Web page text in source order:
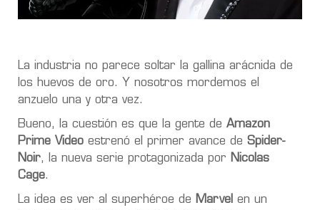
La industria no parece soltar la gallina arácnida de
los huevos de oro. Y nosotros mordemos el
anzuelo una y otra vez.
Bueno, la cuestión es que la gente de Amazon
Prime Video estrenó el primer avance de Spider-
Noir, la nueva serie protagonizada por
Nicolas
Cage.
La idea es ver al superhéroe de Marvel en un